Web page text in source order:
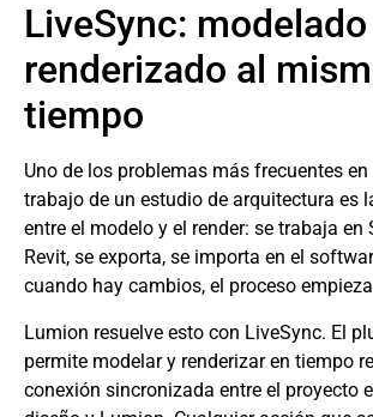
LiveSync:
renderizado al
tiempo
Uno de los problemas más frecuentes
trabajo de un estudio de arquitectura es
entre el modelo y el render: se trabaja en
Revit, se exporta, se importa en el
cuando hay cambios, el proceso
Lumion resuelve esto con LiveSync. El
permite modelar y renderizar en tiempo
conexión sincronizada entre el proyecto